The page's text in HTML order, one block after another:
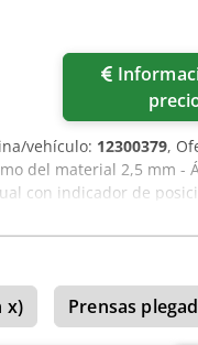
vehículo: 12300379,
del material 2,5 mm -
con indicador de
de material delantero
eléctrico - función
sobre una placa
aprox. Ancho
x)
Prensas